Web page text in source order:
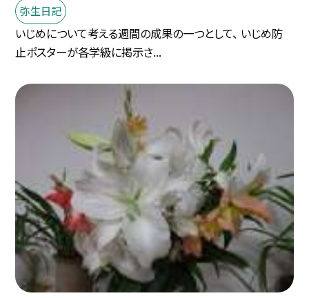
弥生日記
いじめについて考える週間の成果の一つとして、 いじめ防
止ポスターが各学級に掲示さ...